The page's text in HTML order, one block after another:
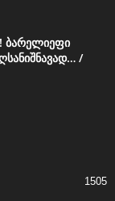
ბარელიეფი
/
1505